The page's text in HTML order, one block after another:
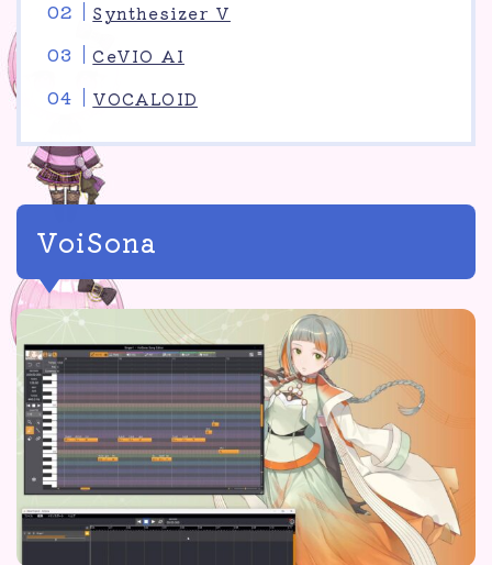
SoundRoom
黒井スーパーマーケット
ティラノビルダー ウェブブラウザ conoha
Synthesizer V
CeVIO AI
VOCALOID
VoiSona